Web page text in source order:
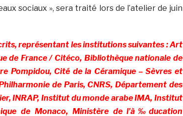
sociaux », sera traité lors de l’atelier de juin
représentant les institutions suivantes : Art
de France / Citéco, Bibliothèque nationale de
Pompidou, Cité de la Céramique – Sèvres et
de Paris, CNRS, Département des
INRAP, Institut du monde arabe IMA, Institut
de Monaco, Ministère de l’à‰ducation